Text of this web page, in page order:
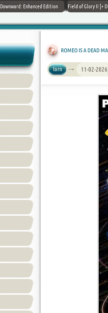
Downward: Enhanced Edition
Field of Glory II [+
ROMEO IS A DEAD
lorn 11-02-